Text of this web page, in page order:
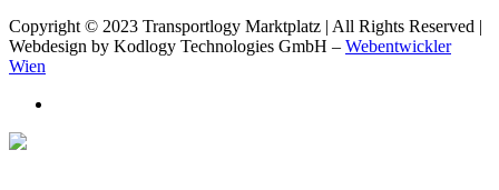
Copyright © 2023 Transportlogy Marktplatz | All Rights Reserved |
Webdesign by Kodlogy Technologies GmbH – Webentwickler
Wien